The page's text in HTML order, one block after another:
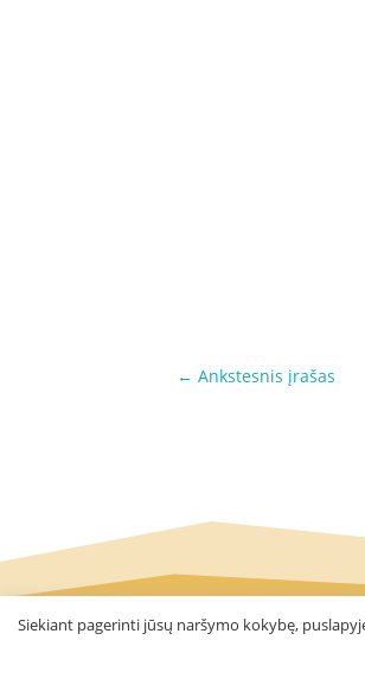
←Ankstesnis įrašas
Visos teisės saugomos
Siekiant pagerinti jūsų naršymo kokybę,